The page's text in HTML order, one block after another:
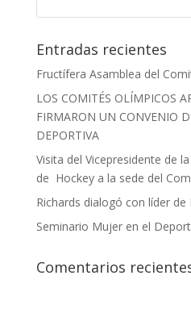
Entradas recientes
Fructífera Asamblea del
LOS COMITÉS OLÍMPICOS
FIRMARON UN CONVENIO
DEPORTIVA
Visita del Vicepresidente de
de Hockey a la sede del
Richards dialogó con líder
Seminario Mujer en el
Comentarios